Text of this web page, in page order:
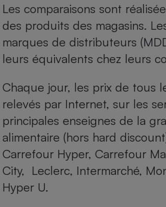
Les comparaisons sont
des produits des magasins.
marques de distributeurs
leurs équivalents chez leurs
Chaque jour, les prix de tous
relevés par Internet, sur les
principales enseignes de la
alimentaire (hors hard
Carrefour Hyper, Carrefour
City, Leclerc, Intermarché,
Hyper U.